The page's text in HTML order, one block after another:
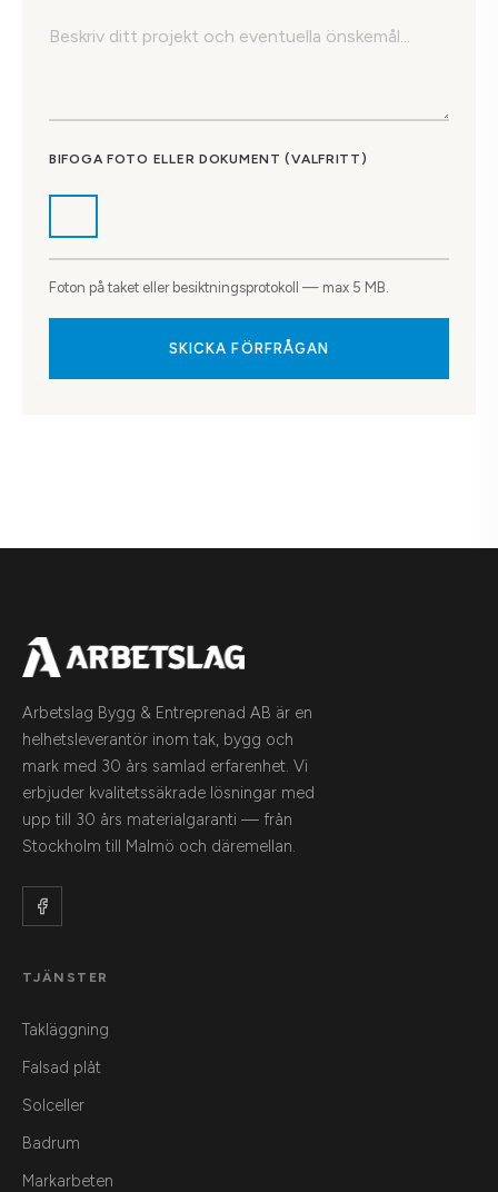
BIFOGA FOTO ELLER DOKUMENT (VALFRITT)
Foton på taket eller besiktningsprotokoll — max 5 MB.
SKICKA FÖRFRÅGAN
Arbetslag Bygg & Entreprenad AB är en
helhetsleverantör inom tak, bygg och
mark med 30 års samlad erfarenhet. Vi
erbjuder kvalitetssäkrade lösningar med
upp till 30 års materialgaranti — från
Stockholm till Malmö och däremellan.
TJÄNSTER
Takläggning
Falsad plåt
Solceller
Badrum
Markarbeten